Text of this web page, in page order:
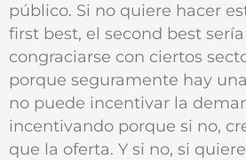
público. Si no quiere hacer
first best, el second best
congraciarse con ciertos
porque seguramente hay
no puede incentivar la
incentivando porque si no,
que la oferta. Y si no, si